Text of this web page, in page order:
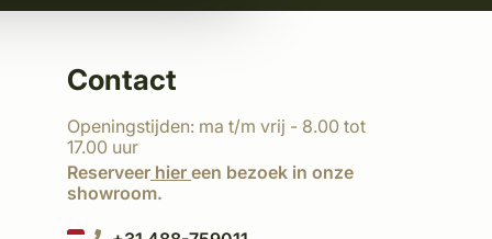
Contact
Openingstijden: ma t/m vrij - 8.00 tot
17.00 uur
Reserveer hier een bezoek in onze
showroom.